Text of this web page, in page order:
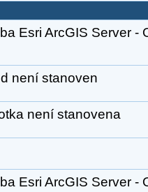
Esri ArcGIS Server -
není stanoven
není stanovena
Esri ArcGIS Server -